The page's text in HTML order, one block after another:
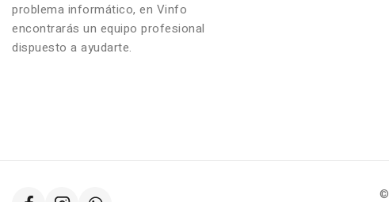
problema informático, en Vinfo
encontrarás un equipo profesional
dispuesto a ayudarte.
©